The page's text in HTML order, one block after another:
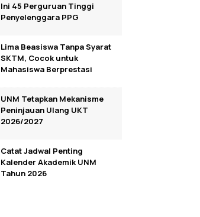
Ini 45 Perguruan Tinggi
Penyelenggara PPG
Lima Beasiswa Tanpa Syarat
SKTM, Cocok untuk
Mahasiswa Berprestasi
UNM Tetapkan Mekanisme
Peninjauan Ulang UKT
2026/2027
Catat Jadwal Penting
Kalender Akademik UNM
Tahun 2026